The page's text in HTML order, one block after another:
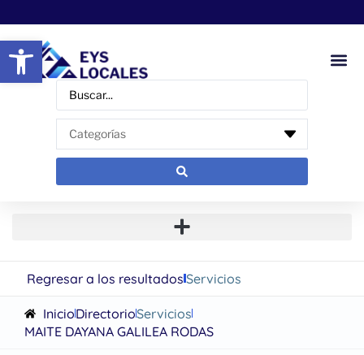
Abrir barra de herramientas
Regresar a los resultadosServicios
InicioDirectorioServicios
MAITE DAYANA GALILEA RODAS